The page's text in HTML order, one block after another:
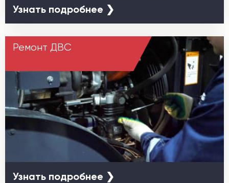
Узнать подробнее ❯
Ремонт ДВС
Узнать подробнее ❯